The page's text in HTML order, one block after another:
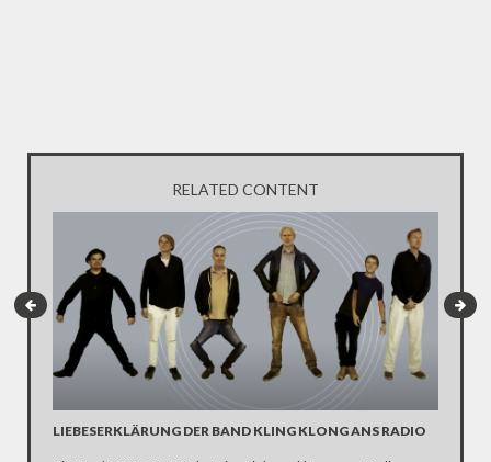
RELATED CONTENT
LIEBESERKLÄRUNG DER BAND KLING KLONG ANS RADIO